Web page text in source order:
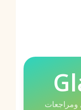
ومراجعات